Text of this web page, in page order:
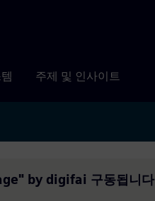
주제 및 인사이트
by digifai 구동됩니